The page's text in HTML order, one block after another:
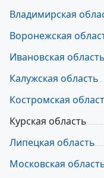
Владимирская
Воронежская
Ивановская область
Калужская область
Костромская
Курская область
Липецкая область
Московская